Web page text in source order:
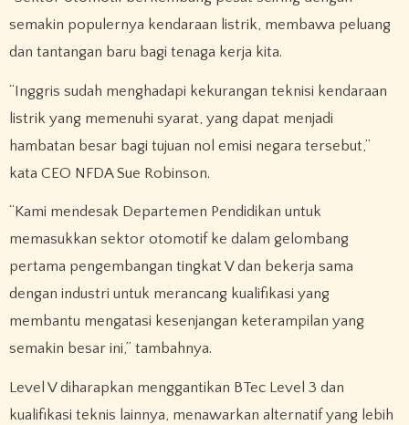
semakin populernya kendaraan listrik, membawa peluang
dan tantangan baru bagi tenaga kerja kita.
“Inggris sudah menghadapi kekurangan teknisi kendaraan
listrik yang memenuhi syarat, yang dapat menjadi
hambatan besar bagi tujuan nol emisi negara tersebut,”
kata CEO NFDA Sue Robinson.
“Kami mendesak Departemen Pendidikan untuk
memasukkan sektor otomotif ke dalam gelombang
pertama pengembangan tingkat V dan bekerja sama
dengan industri untuk merancang kualifikasi yang
membantu mengatasi kesenjangan keterampilan yang
semakin besar ini,” tambahnya.
Level V diharapkan menggantikan BTec Level 3 dan
kualifikasi teknis lainnya, menawarkan alternatif yang lebih